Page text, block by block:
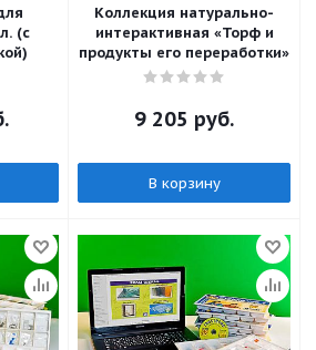
(с
Коллекция натурально-
интерактивная «Торф и
продукты его переработки»
9 205 руб.
В корзину